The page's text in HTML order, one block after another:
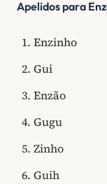
Apelidos para
Enzinho
Gui
Enzão
Gugu
Zinho
Guih